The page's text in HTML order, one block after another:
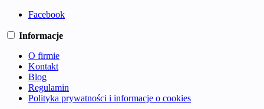
Facebook
Informacje
O firmie
Kontakt
Blog
Regulamin
Polityka prywatności i informacje o cookies